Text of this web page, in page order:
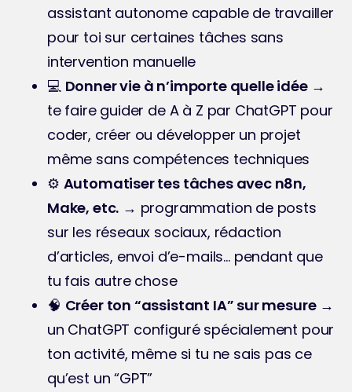
assistant autonome capable de travailler
pour toi sur certaines tâches sans
intervention manuelle
💻 Donner vie à n’importe quelle idée →
te faire guider de A à Z par ChatGPT pour
coder, créer ou développer un projet
même sans compétences techniques
⚙️ Automatiser tes tâches avec n8n,
Make, etc. → programmation de posts
sur les réseaux sociaux, rédaction
d’articles, envoi d’e-mails… pendant que
tu fais autre chose
🧠 Créer ton “assistant IA” sur mesure →
un ChatGPT configuré spécialement pour
ton activité, même si tu ne sais pas ce
qu’est un “GPT”